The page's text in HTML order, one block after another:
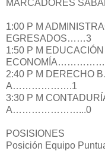
MARCADORES
1:00 P M
EGRESADOS……3
1:50 P M
2:40 P M
A……………….1
3:30 P M
A…………………...0
POSISIONES
Posición Equipo